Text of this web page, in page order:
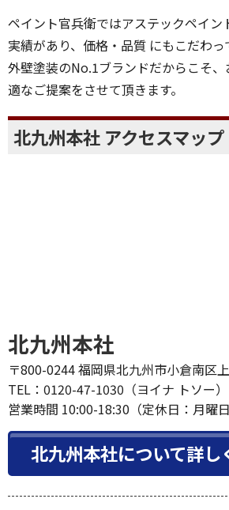
ペイント官兵衛ではアステックペイン
実績があり、価格・品質 にもこだわっ
外壁塗装のNo.1ブランドだからこそ
適なご提案をさせて頂きます。
北九州本社 アクセスマップ
北九州本社
〒800-0244 福岡県北九州市小倉南区
TEL：0120-47-1030（ヨイナ トソー）
営業時間 10:00-18:30（定休日：月曜日
北九州本社について詳し